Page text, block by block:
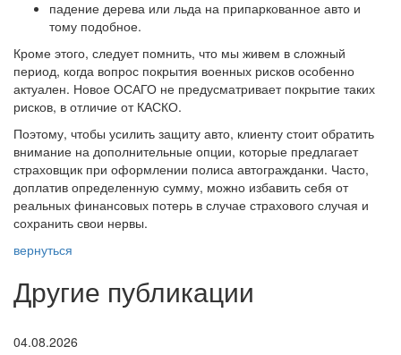
падение дерева или льда на припаркованное авто и
тому подобное.
Кроме этого, следует помнить, что мы живем в сложный
период, когда вопрос покрытия военных рисков особенно
актуален. Новое ОСАГО не предусматривает покрытие таких
рисков, в отличие от КАСКО.
Поэтому, чтобы усилить защиту авто, клиенту стоит обратить
внимание на дополнительные опции, которые предлагает
страховщик при оформлении полиса автогражданки. Часто,
доплатив определенную сумму, можно избавить себя от
реальных финансовых потерь в случае страхового случая и
сохранить свои нервы.
вернуться
Другие публикации
04.08.2026